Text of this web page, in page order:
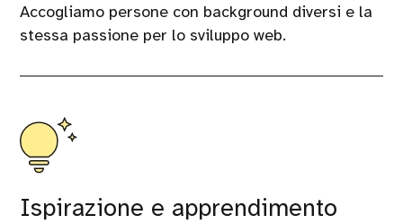
Accogliamo persone con background diversi e la
stessa passione per lo sviluppo web.
Ispirazione e apprendimento